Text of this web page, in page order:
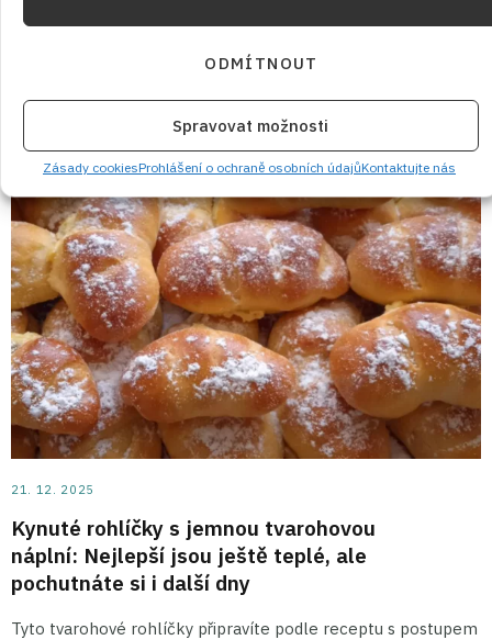
ODMÍTNOUT
Spravovat možnosti
Zásady cookiesProhlášení o ochraně osobních údajůKontaktujte nás
21. 12. 2025
Kynuté rohlíčky s jemnou tvarohovou
náplní: Nejlepší jsou ještě teplé, ale
pochutnáte si i další dny
Tyto tvarohové rohlíčky připravíte podle receptu s postupem